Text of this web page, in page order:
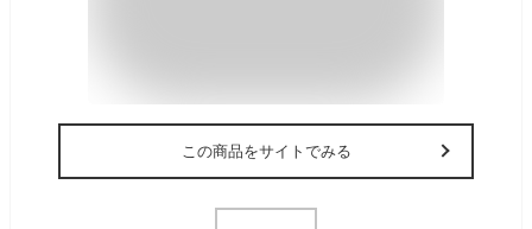
この商品をサイトでみる